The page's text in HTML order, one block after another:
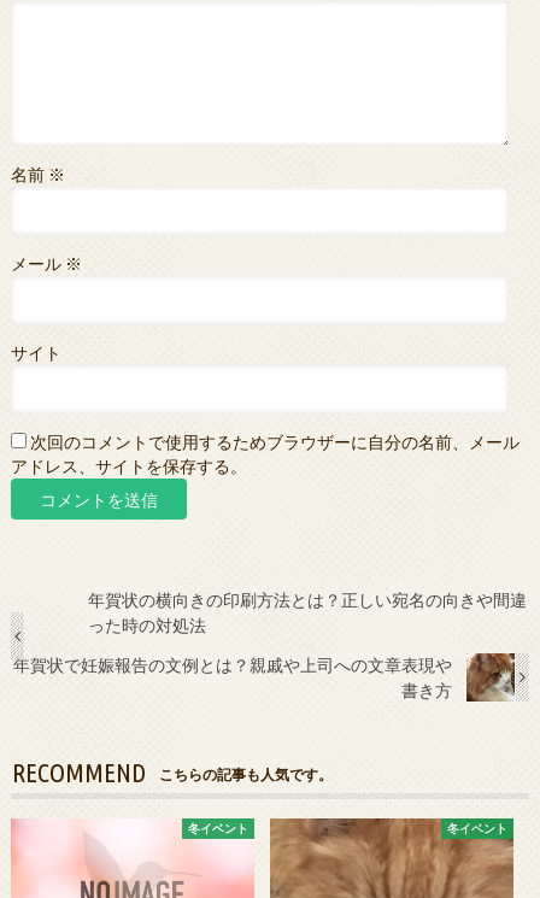
名前 ※
メール ※
サイト
次回のコメントで使用するためブラウザーに自分の名前、メール
アドレス、サイトを保存する。
年賀状の横向きの印刷方法とは？正しい宛名の向きや間違
った時の対処法
年賀状で妊娠報告の文例とは？親戚や上司への文章表現や
書き方
RECOMMEND こちらの記事も人気です。
冬イベント 冬イベント